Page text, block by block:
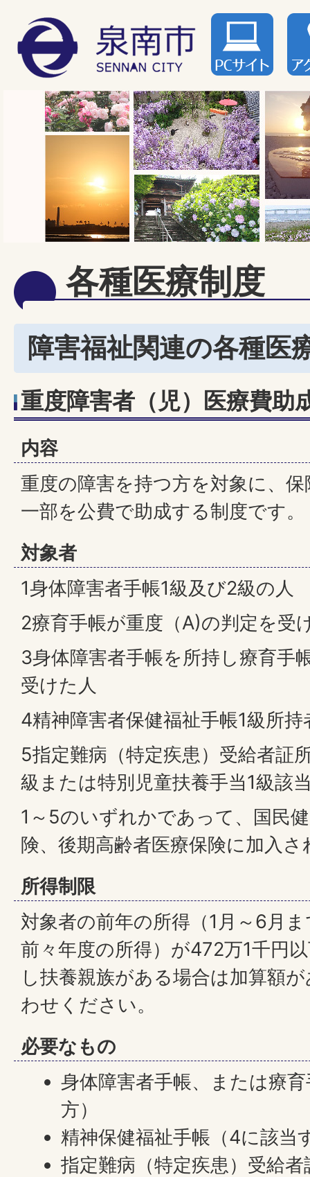
各種医療制度
障害福祉関連の各種医
重度障害者（児）医療費助
内容
重度の障害を持つ方を対象に、
一部を公費で助成する制度です。
対象者
1身体障害者手帳1級及び2級の人
2療育手帳が重度（A)の判定を受
3身体障害者手帳を所持し療育手
受けた人
4精神障害者保健福祉手帳1級所持
5指定難病（特定疾患）受給者証
級または特別児童扶養手当1級該
1～5のいずれかであって、国民
険、後期高齢者医療保険に加入
所得制限
対象者の前年の所得（1月～6月
前々年度の所得）が472万1千円
し扶養親族がある場合は加算額
わせください。
必要なもの
身体障害者手帳、または療
方）
精神保健福祉手帳（4に該当
指定難病（特定疾患）受給